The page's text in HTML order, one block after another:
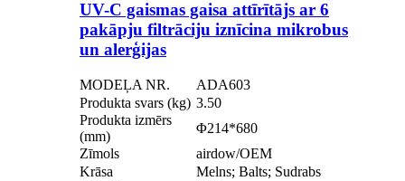
UV-C gaismas gaisa attīrītājs ar 6
pakāpju filtrāciju iznīcina mikrobus
un alerģijas
MODEĻA NR.
ADA603
Produkta svars (kg) 3.50
Produkta izmērs
(mm)
Φ214*680
Zīmols
airdow/OEM
Krāsa
Melns; Balts; Sudrabs